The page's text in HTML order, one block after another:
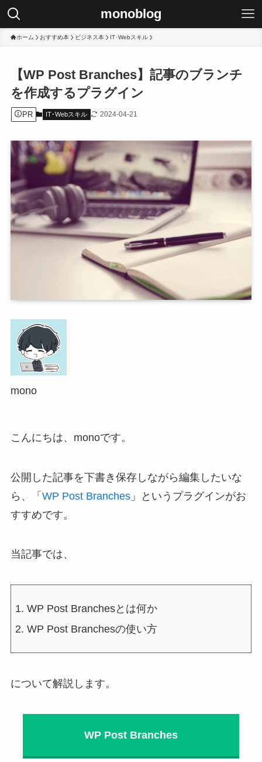
monoblog
ホーム おすすめ本 ビジネス本 IT･Webスキル
【WP Post Branches】記事のブランチ
を作成するプラグイン
PR IT･Webスキル 2024-04-21
mono
こんにちは、monoです。
公開した記事を下書き保存しながら編集したいな
ら、「 WP Post Branches」というプラグインがお
すすめです。
当記事では、
WP Post Branchesとは何か
WP Post Branchesの使い方
について解説します。
WP Post Branches